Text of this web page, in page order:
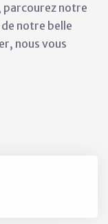
parcourez notre
notre belle
nous vous